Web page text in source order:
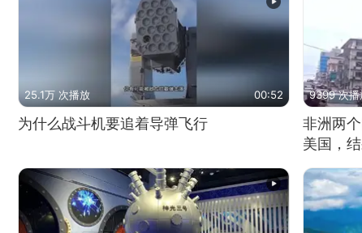
25.1万 次播放 00:52
为什么战斗机要追着导弹飞行
9399 次播
非洲两
美国，